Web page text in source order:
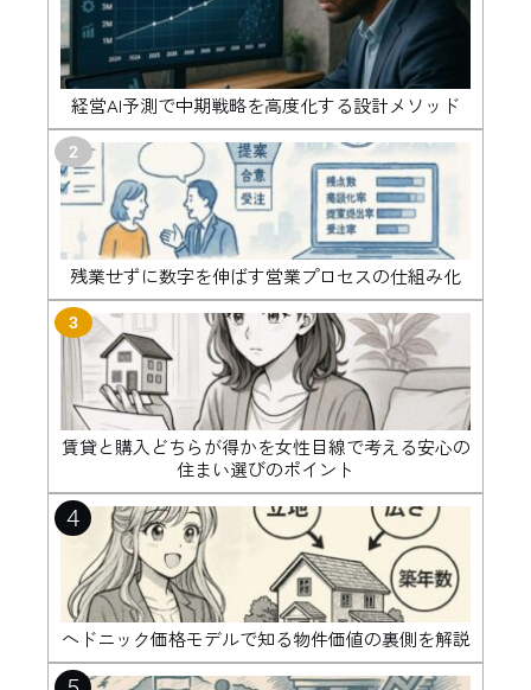
経営AI予測で中期戦略を高度化する設計メソッド
2
残業せずに数字を伸ばす営業プロセスの仕組み化
3
賃貸と購入どちらが得かを女性目線で考える安心の
住まい選びのポイント
4
ヘドニック価格モデルで知る物件価値の裏側を解説